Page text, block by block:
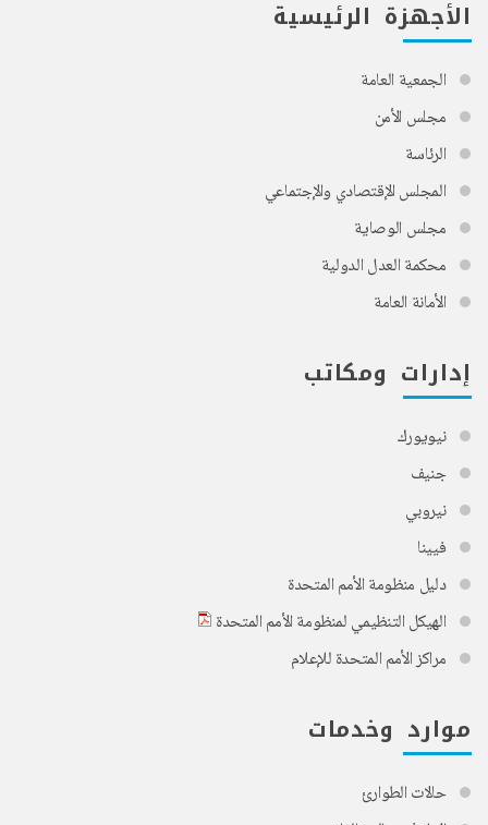
الأجهزة الرئيسية
الجمعية العامة
مجلس الأمن
الرئاسة
المجلس الإقتصادي والإجتماعي
مجلس الوصاية
محكمة العدل الدولية
الأمانة العامة
إدارات ومكاتب
نيويورك
جنيف
نيروبي
فيينا
دليل منظومة الأمم المتحدة
الهيكل التنظيمي لمنظومة الأمم المتحدة
مراكز الأمم المتحدة للإعلام
موارد وخدمات
حالات الطوارئ